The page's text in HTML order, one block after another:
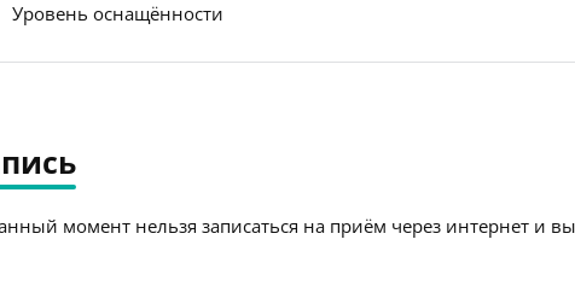
Уровень оснащённости
момент нельзя записаться на приём через интернет и